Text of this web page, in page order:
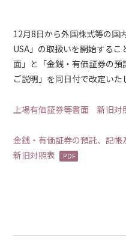
12月8日から外国株式等の国
USA」の取扱いを開始する
面」と「金銭・有価証券の
ご説明」を同日付で改定いた
上場有価証券等書面 新旧対
金銭・有価証券の預託、記
新旧対照表